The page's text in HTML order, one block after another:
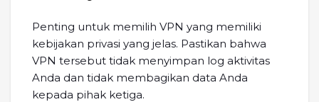
Penting untuk memilih VPN yang memiliki
kebijakan privasi yang jelas. Pastikan bahwa
VPN tersebut tidak menyimpan log aktivitas
Anda dan tidak membagikan data Anda
kepada pihak ketiga.